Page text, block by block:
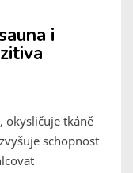
i
okysličuje tkáně
schopnost